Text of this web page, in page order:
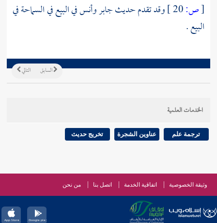
[ص: وقد تقدم حديثجابروأنسفي البيع في السماحة في
البيع .
التالي السابق
الخدمات العلمية
ترجمة علم عناوين الشجرة تخريج حديث
وثيقة الخصوصية اتفاقية الخدمة اتصل بنا من نحن